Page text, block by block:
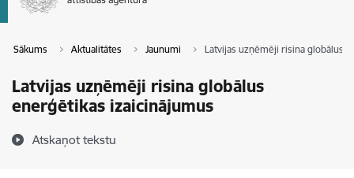
Sākums Aktualitātes Jaunumi Latvijas uzņēmēji risina globālus
Latvijas uzņēmēji risina globālus
enerģētikas izaicinājumus
Atskaņot tekstu